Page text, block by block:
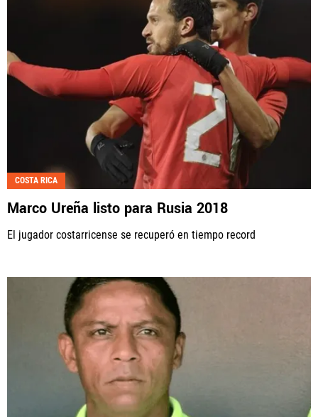
COSTA RICA
Marco Ureña listo para Rusia 2018
El jugador costarricense se recuperó en tiempo record